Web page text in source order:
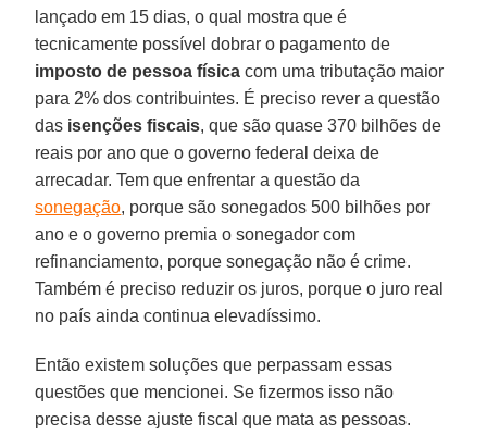
lançado em 15 dias, o qual mostra que é
tecnicamente possível dobrar o pagamento de
imposto de pessoa física com uma tributação maior
para 2% dos contribuintes. É preciso rever a questão
das isenções fiscais, que são quase 370 bilhões de
reais por ano que o governo federal deixa de
arrecadar. Tem que enfrentar a questão da
sonegação, porque são sonegados 500 bilhões por
ano e o governo premia o sonegador com
refinanciamento, porque sonegação não é crime.
Também é preciso reduzir os juros, porque o juro real
no país ainda continua elevadíssimo.
Então existem soluções que perpassam essas
questões que mencionei. Se fizermos isso não
precisa desse ajuste fiscal que mata as pessoas.